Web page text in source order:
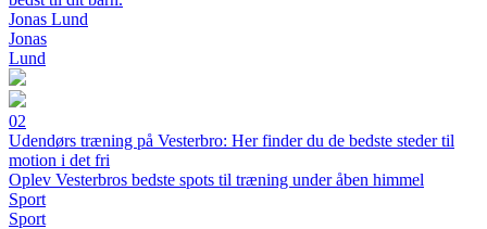
Jonas Lund
Jonas
Lund
02
Udendørs træning på Vesterbro: Her finder du de bedste steder til
motion i det fri
Oplev Vesterbros bedste spots til træning under åben himmel
Sport
Sport